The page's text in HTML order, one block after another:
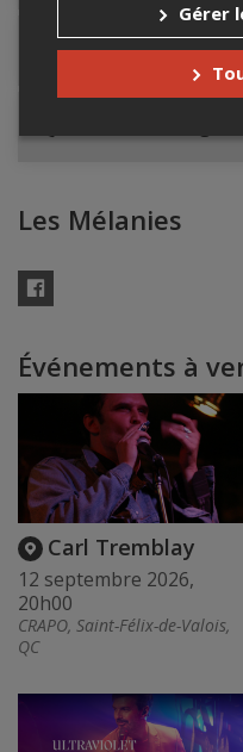
Lieu de
Les Mélanies
Événements à
Carl Tremblay
12 septembre 2026,
20h00
CRAPO, Saint-Félix-de-Valois,
QC
Gérer